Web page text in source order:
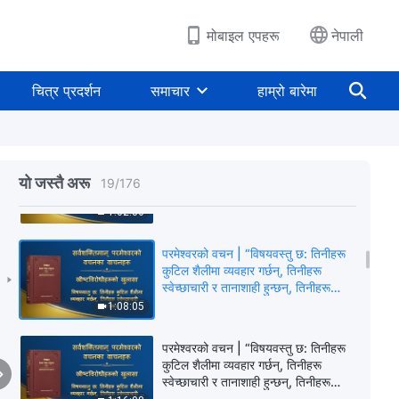
मोबाइल एपहरू नेपाली
चित्र प्रदर्शन समाचार हाम्रो बारेमा
यो जस्तै अरू 19/176
तिनीहरूले मानिसहरूलाई भ्रममा पार्छन्,
लोभ्याउँछन्, धम्काउँछन् र नियन्त्रण गर्छन्”
(खण्ड पाँच)
1:02:36
(खण्ड छ)
1:08:05
परमेश्‍वरको वचन | “विषयवस्तु छ: तिनीहरू
कुटिल शैलीमा व्यवहार गर्छन्, तिनीहरू
स्वेच्‍छाचारी र तानाशाही हुन्छन्, तिनीहरू
एक)
परमेश्‍वरको वचन | “विषयवस्तु छ: तिनीहरू
कुटिल शैलीमा व्यवहार गर्छन्, तिनीहरू
स्वेच्‍छाचारी र तानाशाही हुन्छन्, तिनीहरू